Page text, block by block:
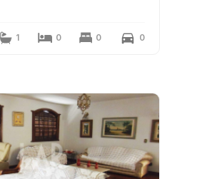
1 0 0 0